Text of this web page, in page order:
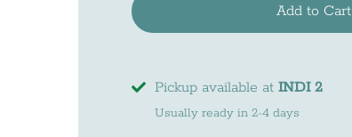
Add to Cart
Pickup available atINDI 2
Usually ready in 2-4 days